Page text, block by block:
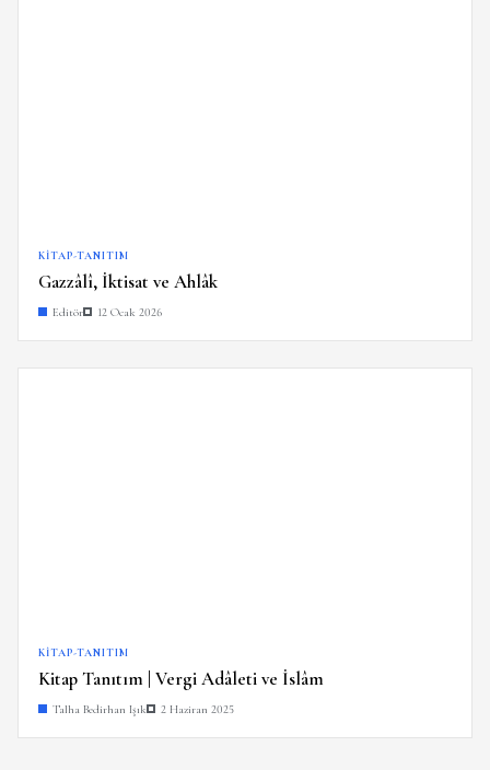
KITAP-TANITIM
Gazzâlî, İktisat ve Ahlâk
Editör 12 Ocak 2026
KITAP-TANITIM
Kitap Tanıtım | Vergi Adâleti ve İslâm
Talha Bedirhan Işık 2 Haziran 2025